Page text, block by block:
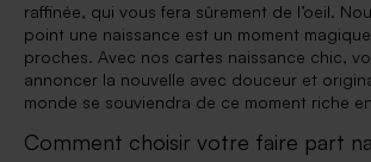
raffinée, qui vous fera sûrement de l’oeil.
point une naissance est un moment
proches. Avec nos cartes naissance chic,
annoncer la nouvelle avec douceur et
monde se souviendra de ce moment riche
Comment choisir votre faire part